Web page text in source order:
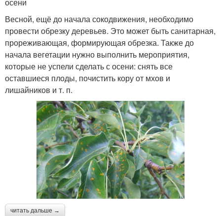
осени
Весной, ещё до начала сокодвижения, необходимо
провести обрезку деревьев. Это может быть санитарная,
прореживающая, формирующая обрезка. Также до
начала вегетации нужно выполнить мероприятия,
которые не успели сделать с осени: снять все
оставшиеся плоды, почистить кору от мхов и
лишайников и т. п.
читать дальше →